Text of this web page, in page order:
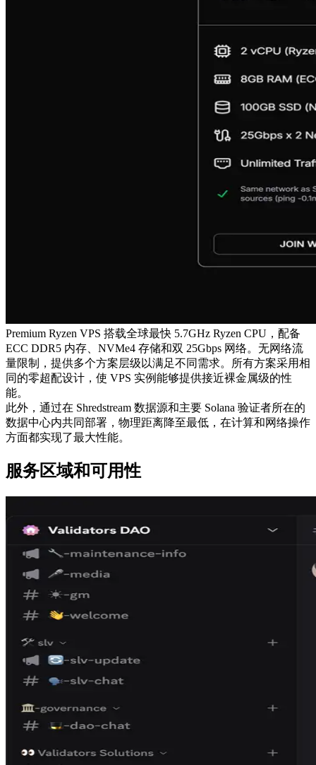
Premium Ryzen VPS 搭载全球最快 5.7GHz Ryzen CPU，配备
ECC DDR5 内存、NVMe4 存储和双 25Gbps 网络。无网络流
量限制，提供多个方案层级以满足不同需求。所有方案采用相
同的零超配设计，使 VPS 实例能够提供接近裸金属级的性
能。
此外，通过在 Shredstream 数据源和主要 Solana 验证者所在的
数据中心内共同部署，物理距离降至最低，在计算和网络操作
方面都实现了最大性能。
服务区域和可用性